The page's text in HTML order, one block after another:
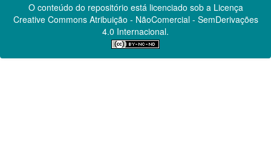
O conteúdo do repositório está licenciado sob a Licença
Creative CommonsAtribuição - NãoComercial - SemDerivações
4.0 Internacional.